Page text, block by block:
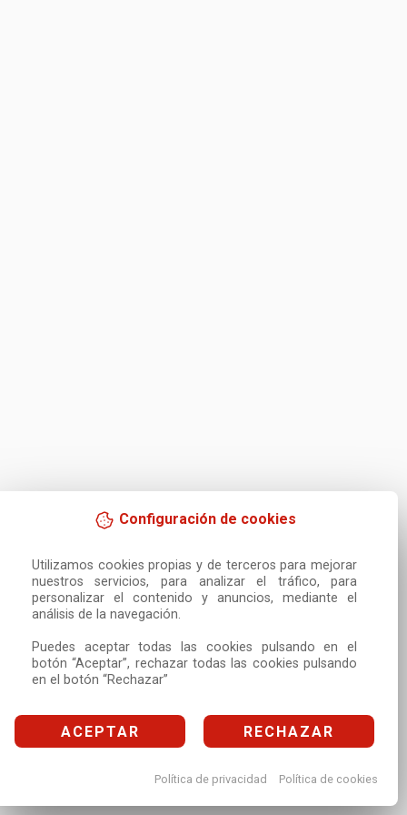
Configuración de cookies
Utilizamos cookies propias y de terceros para mejorar
nuestros servicios, para analizar el tráfico, para
personalizar el contenido y anuncios, mediante el
análisis de la navegación.
Puedes aceptar todas las cookies pulsando en el
botón “Aceptar”, rechazar todas las cookies pulsando
en el botón “Rechazar”
ACEPTAR RECHAZAR
Política de privacidad Política de cookies